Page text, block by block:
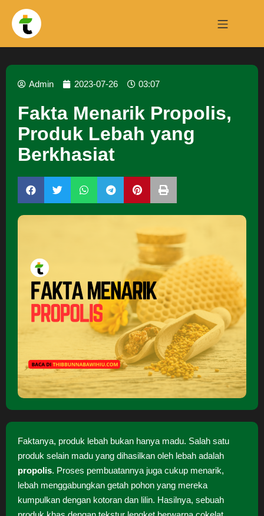
Admin 2023-07-26 03:07
Fakta Menarik Propolis,
Produk Lebah yang
Berkhasiat
Faktanya, produk lebah bukan hanya madu. Salah satu
produk selain madu yang dihasilkan oleh lebah adalah
propolis. Proses pembuatannya juga cukup menarik,
lebah menggabungkan getah pohon yang mereka
kumpulkan dengan kotoran dan lilin. Hasilnya, sebuah